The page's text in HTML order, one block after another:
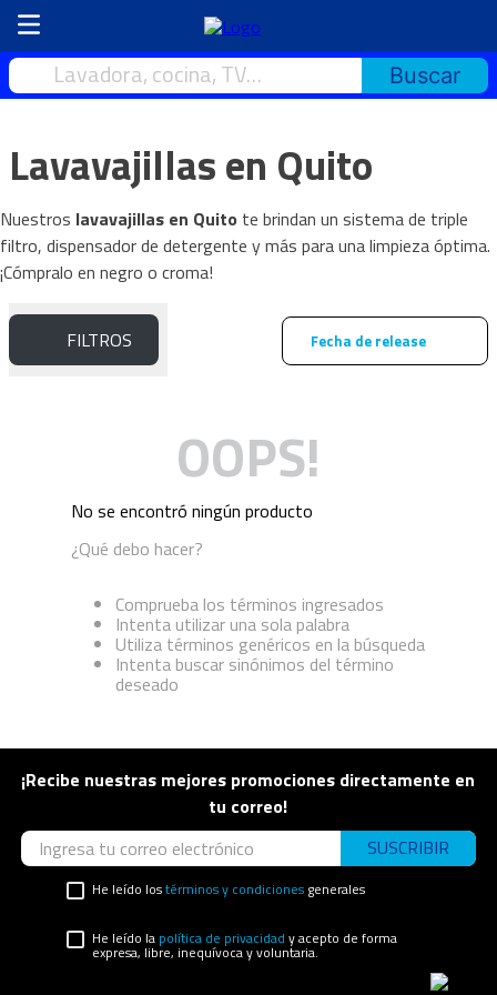
Lavadora, cocina, TV…
Lavavajillas en Quito
Nuestros lavavajillas en Quito te brindan un sistema de triple
filtro, dispensador de detergente y más para una limpieza óptima.
¡Cómpralo en negro o croma!
FILTROS Fecha de release
OOPS!
No se encontró ningún producto
¿Qué debo hacer?
Comprueba los términos ingresados
Intenta utilizar una sola palabra
Utiliza términos genéricos en la búsqueda
Intenta buscar sinónimos del término
deseado
¡Recibe nuestras mejores promociones directamente en
tu correo!
SUSCRIBIR
He leído lostérminos y condicionesgenerales
He leído la política de privacidad y acepto de forma
expresa, libre, inequívoca y voluntaria.